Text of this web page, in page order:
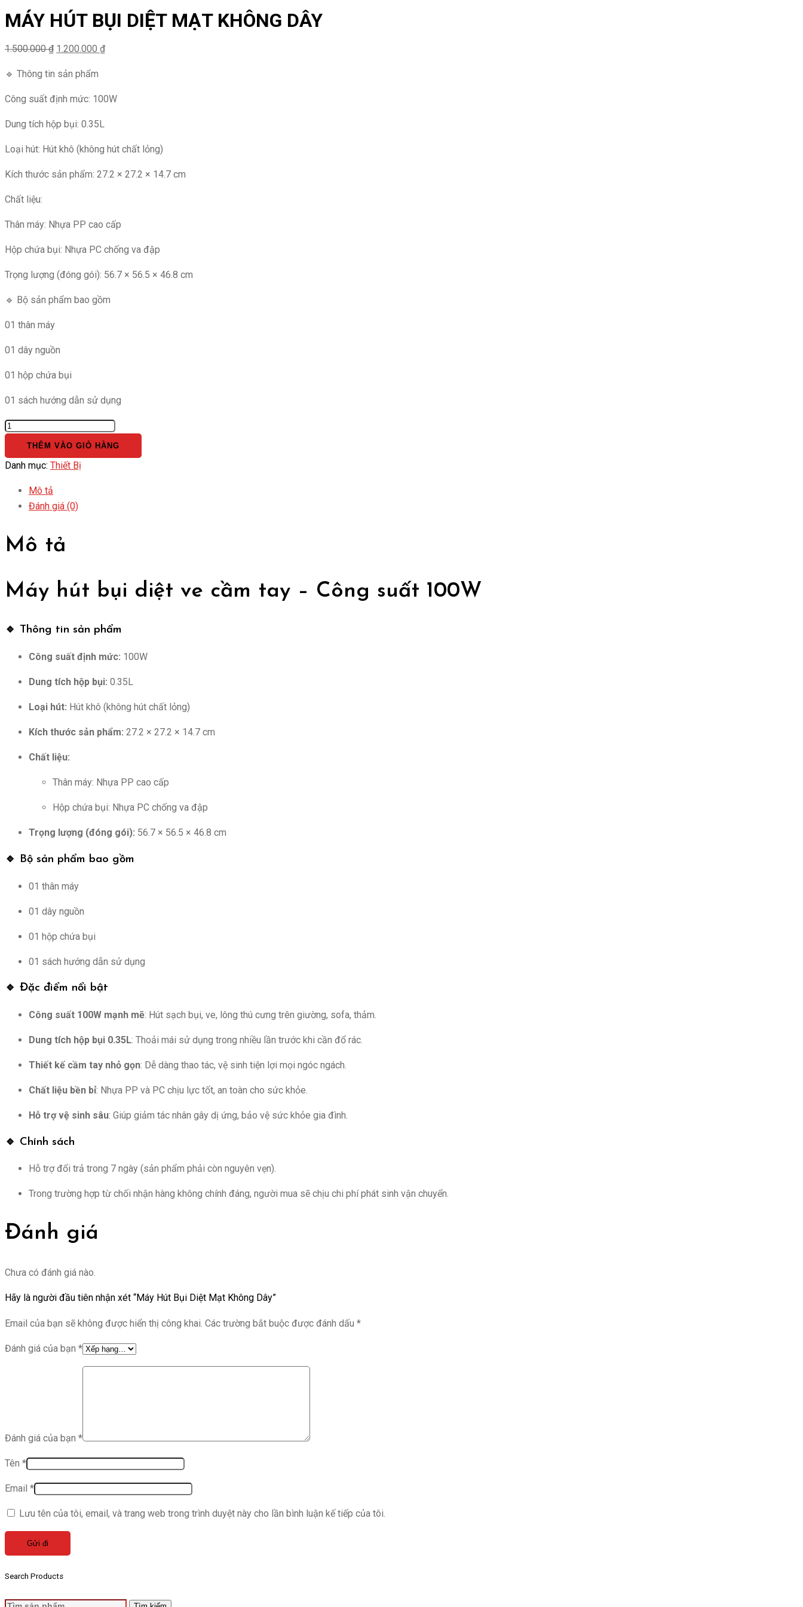
MÁY HÚT BỤI DIỆT MẠT KHÔNG DÂY
1.500.000₫ Giá
là:
1.500.000 ₫.
1.200.000 ₫Giá
là:
🔹 Thông tin sản phẩm
Công suất định mức: 100W
Dung tích hộp bụi: 0.35L
Loại hút: Hút khô (không hút chất lỏng)
Kích thước sản phẩm: 27.2 × 27.2 × 14.7 cm
Chất liệu:
Thân máy: Nhựa PP cao cấp
Hộp chứa bụi: Nhựa PC chống va đập
Trọng lượng (đóng gói): 56.7 × 56.5 × 46.8 cm
🔹 Bộ sản phẩm bao gồm
01 thân máy
01 dây nguồn
01 hộp chứa bụi
01 sách hướng dẫn sử dụng
Máy
Bụi
Diệt
Mạt
Không
số
lượng
THÊM VÀO GIỎ HÀNG
Danh mục: Thiết Bị
Mô tả
Đánh giá (0)
Mô tả
Máy hút bụi diệt ve cầm tay – Công suất 100W
🔹 Thông tin sản phẩm
Công suất định mức: 100W
Dung tích hộp bụi: 0.35L
Loại hút: Hút khô (không hút chất lỏng)
Kích thước sản phẩm: 27.2 × 27.2 × 14.7 cm
Chất liệu:
Thân máy: Nhựa PP cao cấp
Hộp chứa bụi: Nhựa PC chống va đập
Trọng lượng (đóng gói): 56.7 × 56.5 × 46.8 cm
🔹 Bộ sản phẩm bao gồm
01 thân máy
01 dây nguồn
01 hộp chứa bụi
01 sách hướng dẫn sử dụng
🔹 Đặc điểm nổi bật
Công suất 100W mạnh mẽ: Hút sạch bụi, ve, lông thú cưng trên giường, sofa, thảm.
Dung tích hộp bụi 0.35L: Thoải mái sử dụng trong nhiều lần trước khi cần đổ rác.
Thiết kế cầm tay nhỏ gọn: Dễ dàng thao tác, vệ sinh tiện lợi mọi ngóc ngách.
Chất liệu bền bỉ: Nhựa PP và PC chịu lực tốt, an toàn cho sức khỏe.
Hỗ trợ vệ sinh sâu: Giúp giảm tác nhân gây dị ứng, bảo vệ sức khỏe gia đình.
🔹 Chính sách
Hỗ trợ đổi trả trong 7 ngày (sản phẩm phải còn nguyên vẹn).
Trong trường hợp từ chối nhận hàng không chính đáng, người mua sẽ chịu chi phí phát sinh vận chuyển.
Đánh giá
Chưa có đánh giá nào.
Hãy là người đầu tiên nhận xét “Máy Hút Bụi Diệt Mạt Không Dây”
Email của bạn sẽ không được hiển thị công khai. Các trường bắt buộc được đánh dấu *
Đánh giá của bạn *
Đánh giá của bạn *
Tên *
Email *
Lưu tên của tôi, email, và trang web trong trình duyệt này cho lần bình luận kế tiếp của tôi.
Search Products
Tìm